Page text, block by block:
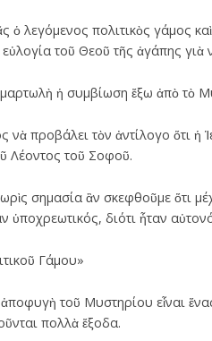
ὁ λεγόμενος πολιτικὸς γάμος
τοῦ Θεοῦ τῆς ἀγάπης γιὰ
ἡ συμβίωση ἔξω ἀπὸ τὸ
προβάλει τὸν ἀντίλογο ὅτι ἡ
Λέοντος τοῦ Σοφοῦ.
σημασία ἂν σκεφθοῦμε ὅτι
ὑποχρεωτικός, διότι ἦταν
Γάμου»
τοῦ Μυστηρίου εἶναι
πολλὰ ἔξοδα.